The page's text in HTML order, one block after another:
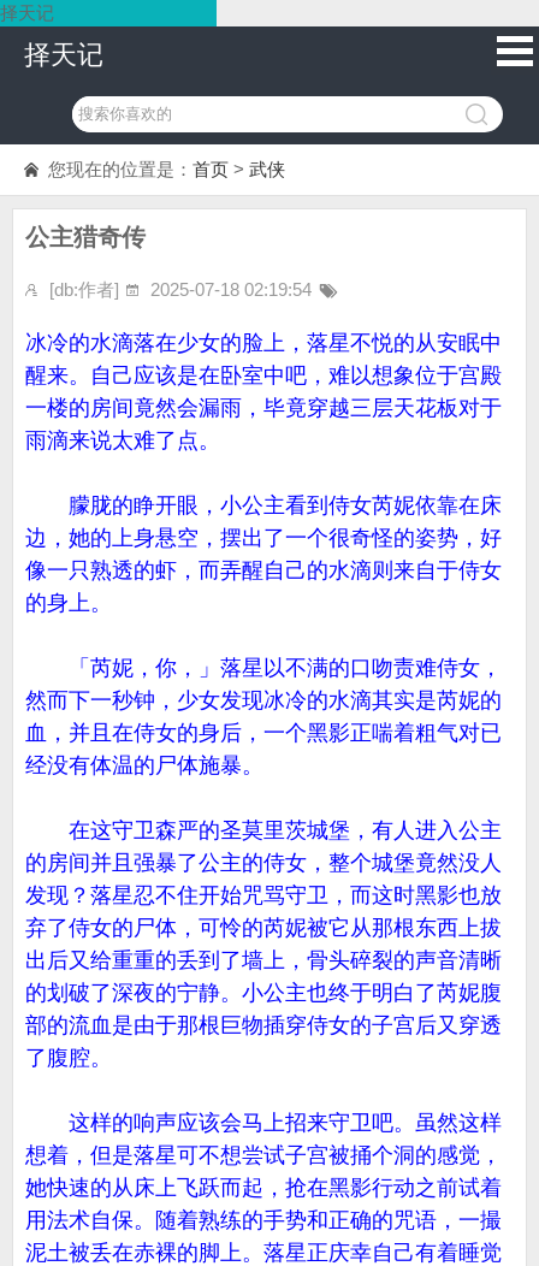
择天记
择天记
您现在的位置是： 首页 > 武侠
公主猎奇传
[db:作者] 2025-07-18 02:19:54
冰冷的水滴落在少女的脸上，落星不悦的从安眠中
醒来。自己应该是在卧室中吧，难以想象位于宫殿
一楼的房间竟然会漏雨，毕竟穿越三层天花板对于
雨滴来说太难了点。
朦胧的睁开眼，小公主看到侍女芮妮依靠在床
边，她的上身悬空，摆出了一个很奇怪的姿势，好
像一只熟透的虾，而弄醒自己的水滴则来自于侍女
的身上。
「芮妮，你，」落星以不满的口吻责难侍女，
然而下一秒钟，少女发现冰冷的水滴其实是芮妮的
血，并且在侍女的身后，一个黑影正喘着粗气对已
经没有体温的尸体施暴。
在这守卫森严的圣莫里茨城堡，有人进入公主
的房间并且强暴了公主的侍女，整个城堡竟然没人
发现？落星忍不住开始咒骂守卫，而这时黑影也放
弃了侍女的尸体，可怜的芮妮被它从那根东西上拔
出后又给重重的丢到了墙上，骨头碎裂的声音清晰
的划破了深夜的宁静。小公主也终于明白了芮妮腹
部的流血是由于那根巨物插穿侍女的子宫后又穿透
了腹腔。
这样的响声应该会马上招来守卫吧。虽然这样
想着，但是落星可不想尝试子宫被捅个洞的感觉，
她快速的从床上飞跃而起，抢在黑影行动之前试着
用法术自保。随着熟练的手势和正确的咒语，一撮
泥土被丢在赤裸的脚上。落星正庆幸自己有着睡觉